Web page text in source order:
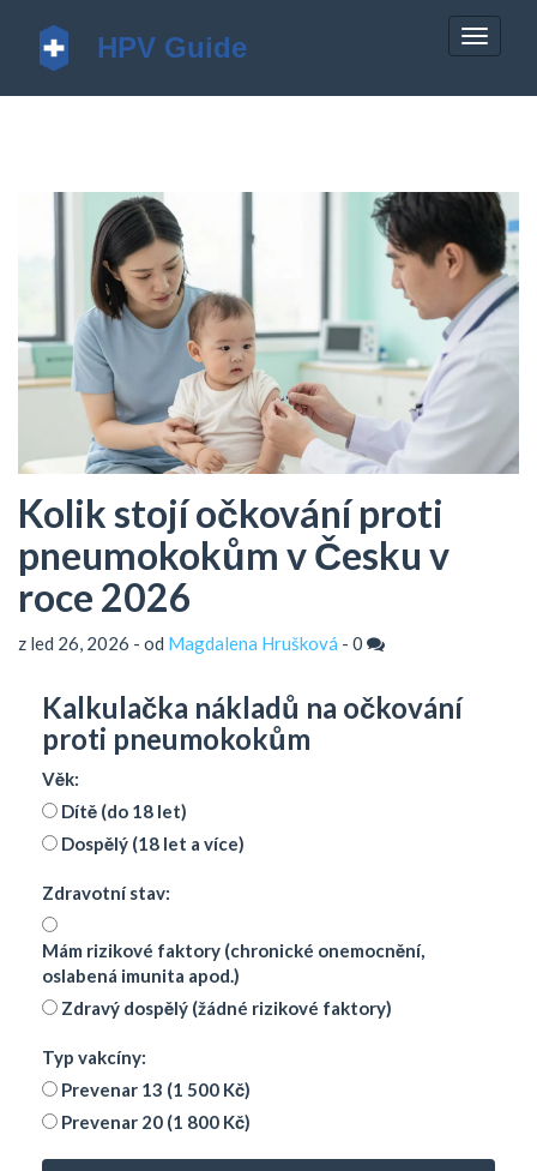
Kolik stojí očkování proti
pneumokokům v Česku v
roce 2026
z led 26, 2026 - od Magdalena Hrušková - 0
Kalkulačka nákladů na očkování
proti pneumokokům
Věk:
Dítě (do 18 let)
Dospělý (18 let a více)
Zdravotní stav:
Mám rizikové faktory (chronické onemocnění,
oslabená imunita apod.)
Zdravý dospělý (žádné rizikové faktory)
Typ vakcíny:
Prevenar 13 (1 500 Kč)
Prevenar 20 (1 800 Kč)